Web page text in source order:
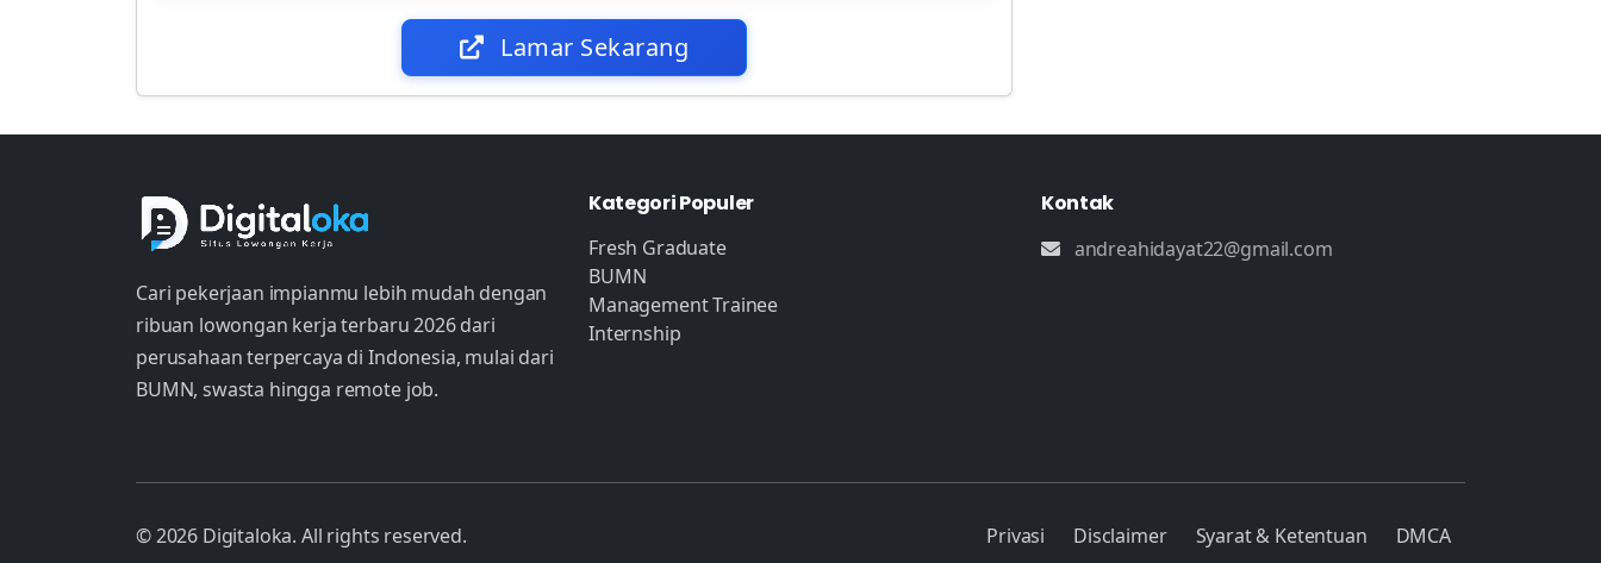
Lamar Sekarang
Cari pekerjaan impianmu lebih mudah dengan
ribuan lowongan kerja terbaru 2026 dari
perusahaan terpercaya di Indonesia, mulai dari
BUMN, swasta hingga remote job.
Kategori Populer
Fresh Graduate
BUMN
Management Trainee
Internship
Kontak
andreahidayat22@gmail.com
© 2026 Digitaloka. All rights reserved. Privasi Disclaimer Syarat & Ketentuan DMCA